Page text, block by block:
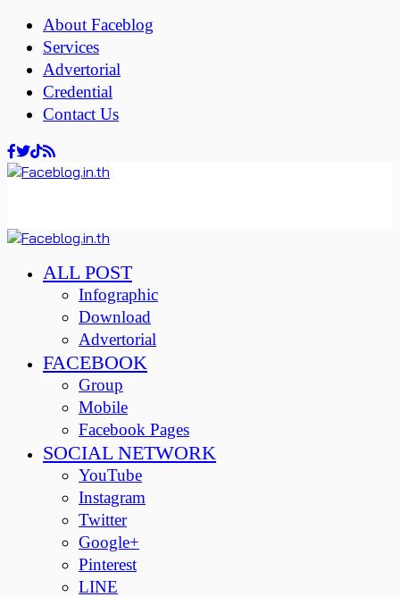
About Faceblog
Services
Advertorial
Credential
Contact Us
ALL POST
Infographic
Download
Advertorial
FACEBOOK
Group
Mobile
Facebook Pages
SOCIAL NETWORK
YouTube
Instagram
Twitter
Google+
Pinterest
LINE